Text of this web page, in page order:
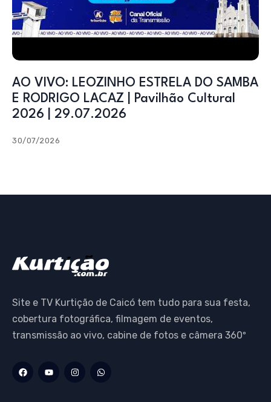
AO VIVO: LEOZINHO ESTRELA DO SAMBA
E RODRIGO LACAZ | Pavilhão Cultural
2026 | 29.07.2026
30/07/2026
Site e TV Kurtição de Caicó tem tudo para sua festa,
cobertura fotográfica, filmagem de eventos,
transmissão ao vivo, cabine de fotos e câmera 360º